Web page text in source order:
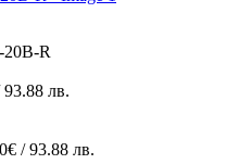
20B-R
93.88 лв.
€ / 93.88 лв.